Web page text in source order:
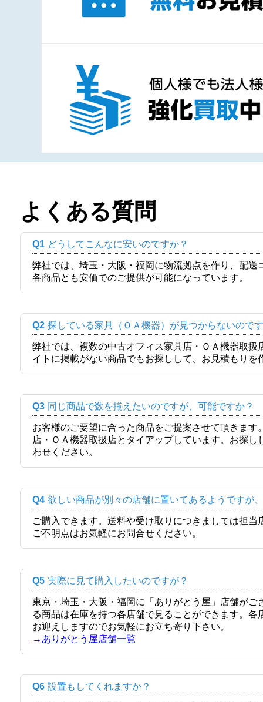
よくある質問
Q1 どうしてこんなに安いのですか？
弊社では、埼玉・大阪・福岡に物流拠点を作り、配
各商品とも安価でのご提供が可能になっています。
Q2 探している家具（ＯＡ機器）が見つからないので
弊社では、複数の中古オフィス家具店・ＯＡ機器取
イトに掲載がない商品でもお探しして、お見積もりを
Q3 同じ商品で数を揃えたいのですが、可能ですか？
お客様のご要望に合った商品をご提案させて頂きま
店・ＯＡ機器取扱店とタイアップしています。お探
わせください。
Q4 欲しい商品が別々の店舗に置いてあるようですが
ご購入できます。送料や受け取りにつきましては担
ご不明点はお気軽にお問合せください。
Q5 実際に見て購入したいのですが？
東京・埼玉・大阪・福岡に「ありがとう屋」店舗が
る商品は在庫を持つ各店舗で見ることができます。
お迎えしますのでお気軽にお立ち寄り下さい。
→ありがとう屋店舗一覧
Q6 設置もしてくれますか？